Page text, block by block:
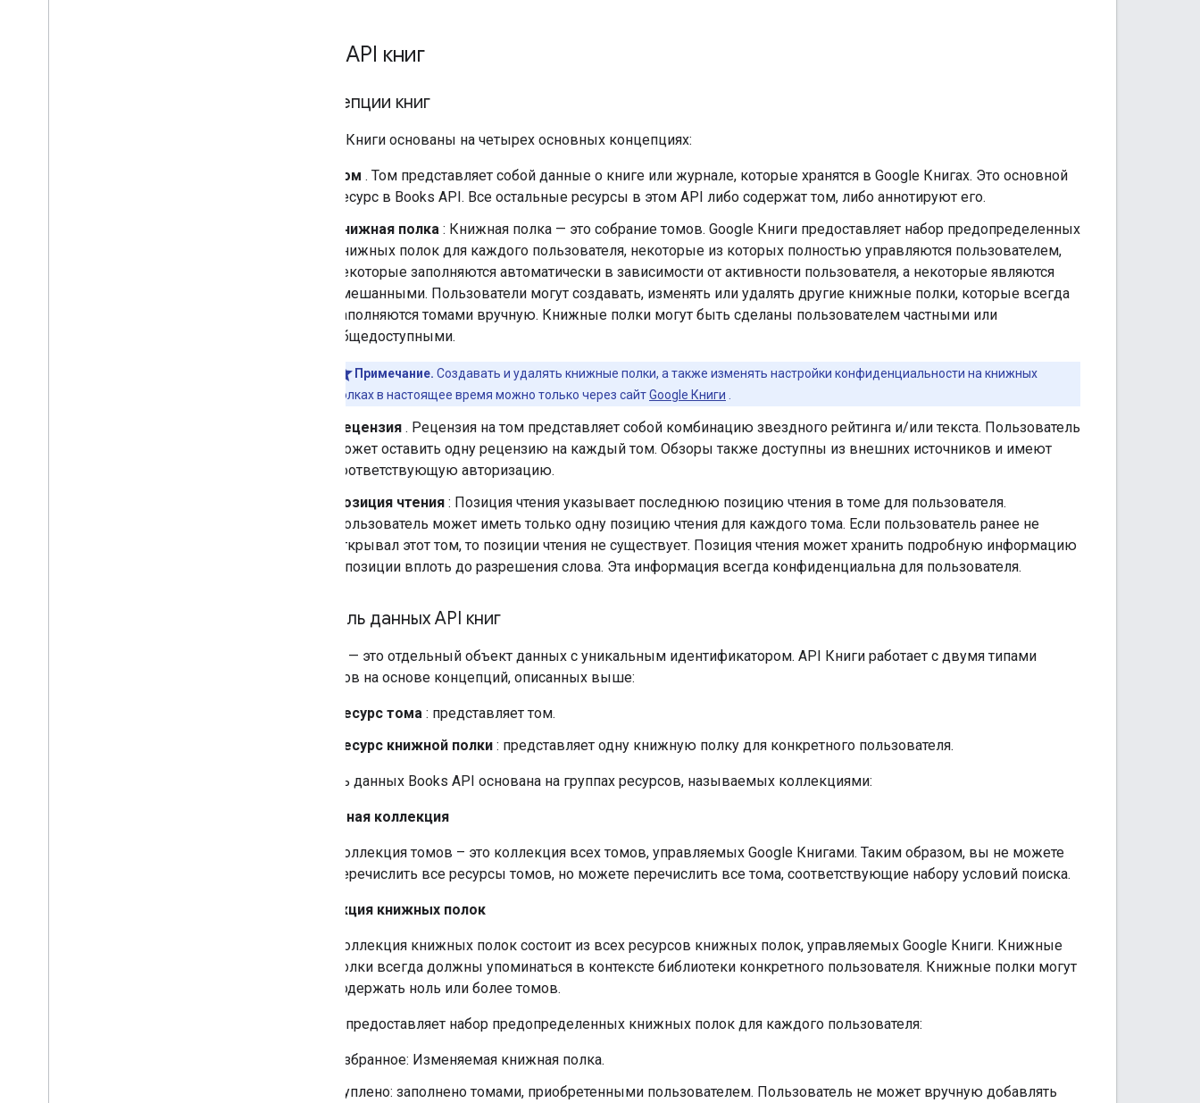
Фон API книг
Концепции книг
Google Книги основаны на четырех основных концепциях:
Том . Том представляет собой данные о книге или журнале, которые хранятся в Google Книгах. Это основной
ресурс в Books API. Все остальные ресурсы в этом API либо содержат том, либо аннотируют его.
Книжная полка : Книжная полка — это собрание томов. Google Книги предоставляет набор предопределенных
книжных полок для каждого пользователя, некоторые из которых полностью управляются пользователем,
некоторые заполняются автоматически в зависимости от активности пользователя, а некоторые являются
смешанными. Пользователи могут создавать, изменять или удалять другие книжные полки, которые всегда
заполняются томами вручную. Книжные полки могут быть сделаны пользователем частными или
общедоступными.
Примечание. Создавать и удалять книжные полки, а также изменять настройки конфиденциальности на книжных
полках в настоящее время можно только через сайтGoogle Книги
Рецензия . Рецензия на том представляет собой комбинацию звездного рейтинга и/или текста. Пользователь
может оставить одну рецензию на каждый том. Обзоры также доступны из внешних источников и имеют
соответствующую авторизацию.
Позиция чтения : Позиция чтения указывает последнюю позицию чтения в томе для пользователя.
Пользователь может иметь только одну позицию чтения для каждого тома. Если пользователь ранее не
открывал этот том, то позиции чтения не существует. Позиция чтения может хранить подробную информацию
о позиции вплоть до разрешения слова. Эта информация всегда конфиденциальна для пользователя.
Модель данных API книг
Ресурс — это отдельный объект данных с уникальным идентификатором. API Книги работает с двумя типами
ресурсов на основе концепций, описанных выше:
Ресурс тома : представляет том.
Ресурс книжной полки : представляет одну книжную полку для конкретного пользователя.
Модель данных Books API основана на группах ресурсов, называемых коллекциями:
Объемная коллекция
Коллекция томов – это коллекция всех томов, управляемых Google Книгами. Таким образом, вы не можете
перечислить все ресурсы томов, но можете перечислить все тома, соответствующие набору условий поиска.
Коллекция книжных полок
Коллекция книжных полок состоит из всех ресурсов книжных полок, управляемых Google Книги. Книжные
полки всегда должны упоминаться в контексте библиотеки конкретного пользователя. Книжные полки могут
содержать ноль или более томов.
Google предоставляет набор предопределенных книжных полок для каждого пользователя:
Избранное: Изменяемая книжная полка.
Куплено: заполнено томами, приобретенными пользователем. Пользователь не может вручную добавлять